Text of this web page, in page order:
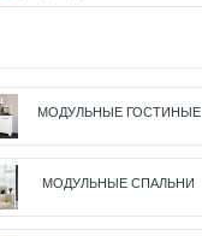
МОДУЛЬНЫЕ ГОСТИНЫЕ
МОДУЛЬНЫЕ СПАЛЬНИ